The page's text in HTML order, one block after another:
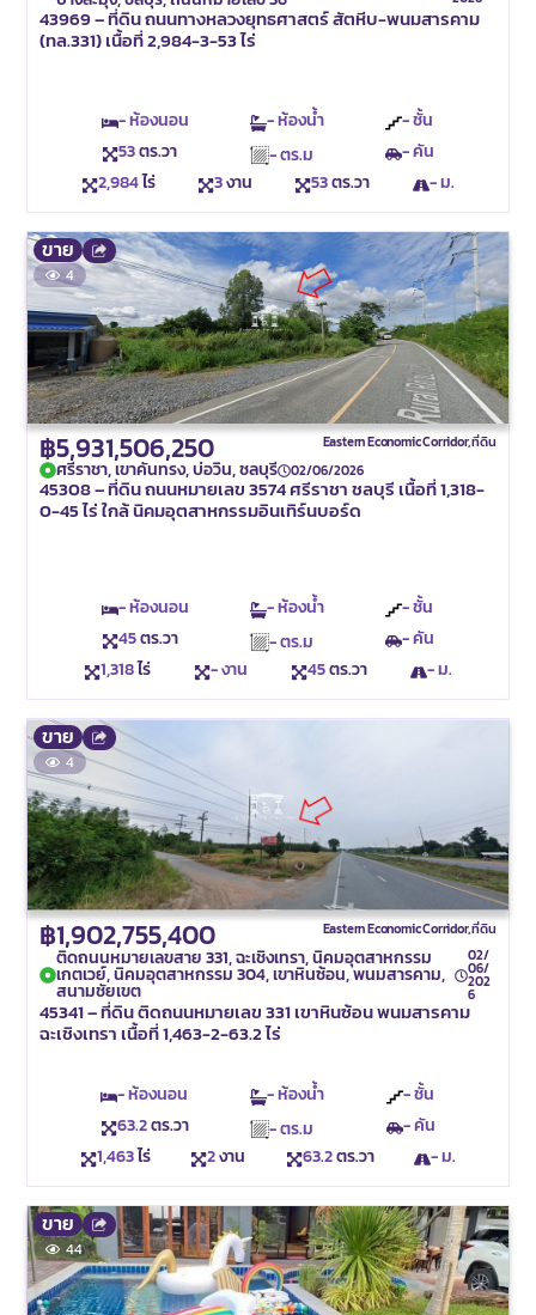
43969 – ที่ดิน ถนนทางหลวงยุทธศาสตร์ สัตหีบ-พนมสารคาม
(ทล.331) เนื้อที่ 2,984-3-53 ไร่
- ห้องนอน - ห้องน้ำ
- ชั้น
53ตร.วา - ตร.ม
- คัน
2,984ไร่ 3งาน 53ตร.วา - ม.
ขาย
4
฿5,931,506,250 Eastern Economic Corridor,ที่ดิน
ศรีราชา, เขาคันทรง, บ่อวิน, ชลบุรี 02/06/2026
45308 – ที่ดิน ถนนหมายเลข 3574 ศรีราชา ชลบุรี เนื้อที่ 1,318-
0-45 ไร่ ใกล้ นิคมอุตสาหกรรมอินเทิร์นบอร์ด
- ห้องนอน - ห้องน้ำ
- ชั้น
45ตร.วา - ตร.ม
- คัน
1,318ไร่ - งาน 45ตร.วา - ม.
ขาย
4
฿1,902,755,400 Eastern Economic Corridor,ที่ดิน
ติดถนนหมายเลขสาย 331, ฉะเชิงเทรา, นิคมอุตสาหกรรม
เกตเวย์, นิคมอุตสาหกรรม 304, เขาหินซ้อน, พนมสารคาม,
สนามชัยเขต
02/
06/
202
6
45341 – ที่ดิน ติดถนนหมายเลข 331 เขาหินซ้อน พนมสารคาม
ฉะเชิงเทรา เนื้อที่ 1,463-2-63.2 ไร่
- ห้องนอน - ห้องน้ำ
- ชั้น
63.2ตร.วา - ตร.ม
- คัน
1,463ไร่ 2งาน 63.2ตร.วา - ม.
ขาย
44